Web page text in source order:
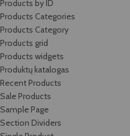
Products by ID
Products Categories
Products Category
Products grid
Products widgets
Produktų katalogas
Recent Products
Sale Products
Sample Page
Section Dividers